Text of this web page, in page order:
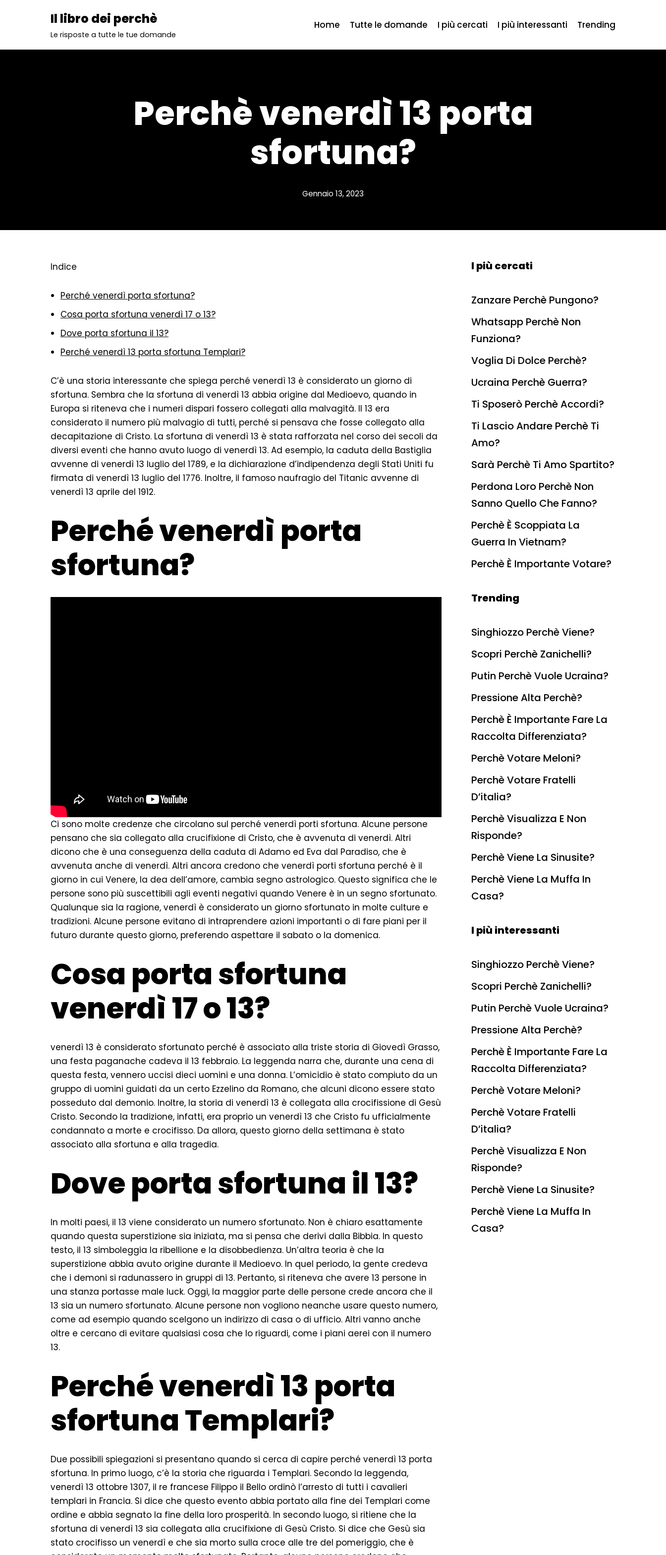
Il libro dei perchè
Le risposte a tutte le tue domande
Home Tutte le domande I più cercati I più interessanti Trending
Perchè venerdì 13 porta
sfortuna?
Gennaio 13, 2023
Indice
Perché venerdì porta sfortuna?
Cosa porta sfortuna venerdì 17 o 13?
Dove porta sfortuna il 13?
Perché venerdì 13 porta sfortuna Templari?
C’è una storia interessante che spiega perché venerdì 13 è considerato un giorno di
sfortuna. Sembra che la sfortuna di venerdì 13 abbia origine dal Medioevo, quando in
Europa si riteneva che i numeri dispari fossero collegati alla malvagità. Il 13 era
considerato il numero più malvagio di tutti, perché si pensava che fosse collegato alla
decapitazione di Cristo. La sfortuna di venerdì 13 è stata rafforzata nel corso dei secoli da
diversi eventi che hanno avuto luogo di venerdì 13. Ad esempio, la caduta della Bastiglia
avvenne di venerdì 13 luglio del 1789, e la dichiarazione d’indipendenza degli Stati Uniti fu
firmata di venerdì 13 luglio del 1776. Inoltre, il famoso naufragio del Titanic avvenne di
venerdì 13 aprile del 1912.
Perché venerdì porta
sfortuna?
Ci sono molte credenze che circolano sul perché venerdì porti sfortuna. Alcune persone
pensano che sia collegato alla crucifixione di Cristo, che è avvenuta di venerdì. Altri
dicono che è una conseguenza della caduta di Adamo ed Eva dal Paradiso, che è
avvenuta anche di venerdì. Altri ancora credono che venerdì porti sfortuna perché è il
giorno in cui Venere, la dea dell’amore, cambia segno astrologico. Questo significa che le
persone sono più suscettibili agli eventi negativi quando Venere è in un segno sfortunato.
Qualunque sia la ragione, venerdì è considerato un giorno sfortunato in molte culture e
tradizioni. Alcune persone evitano di intraprendere azioni importanti o di fare piani per il
futuro durante questo giorno, preferendo aspettare il sabato o la domenica.
Cosa porta sfortuna
venerdì 17 o 13?
venerdì 13 è considerato sfortunato perché è associato alla triste storia di Giovedì Grasso,
una festa paganache cadeva il 13 febbraio. La leggenda narra che, durante una cena di
questa festa, vennero uccisi dieci uomini e una donna. L’omicidio è stato compiuto da un
gruppo di uomini guidati da un certo Ezzelino da Romano, che alcuni dicono essere stato
posseduto dal demonio. Inoltre, la storia di venerdì 13 è collegata alla crocifissione di Gesù
Cristo. Secondo la tradizione, infatti, era proprio un venerdì 13 che Cristo fu ufficialmente
condannato a morte e crocifisso. Da allora, questo giorno della settimana è stato
associato alla sfortuna e alla tragedia.
Dove porta sfortuna il 13?
In molti paesi, il 13 viene considerato un numero sfortunato. Non è chiaro esattamente
quando questa superstizione sia iniziata, ma si pensa che derivi dalla Bibbia. In questo
testo, il 13 simboleggia la ribellione e la disobbedienza. Un’altra teoria è che la
superstizione abbia avuto origine durante il Medioevo. In quel periodo, la gente credeva
che i demoni si radunassero in gruppi di 13. Pertanto, si riteneva che avere 13 persone in
una stanza portasse male luck. Oggi, la maggior parte delle persone crede ancora che il
13 sia un numero sfortunato. Alcune persone non vogliono neanche usare questo numero,
come ad esempio quando scelgono un indirizzo di casa o di ufficio. Altri vanno anche
oltre e cercano di evitare qualsiasi cosa che lo riguardi, come i piani aerei con il numero
13.
Perché venerdì 13 porta
sfortuna Templari?
Due possibili spiegazioni si presentano quando si cerca di capire perché venerdì 13 porta
sfortuna. In primo luogo, c’è la storia che riguarda i Templari. Secondo la leggenda,
venerdì 13 ottobre 1307, il re francese Filippo il Bello ordinò l’arresto di tutti i cavalieri
templari in Francia. Si dice che questo evento abbia portato alla fine dei Templari come
ordine e abbia segnato la fine della loro prosperità. In secondo luogo, si ritiene che la
sfortuna di venerdì 13 sia collegata alla crucifixione di Gesù Cristo. Si dice che Gesù sia
stato crocifisso un venerdì e che sia morto sulla croce alle tre del pomeriggio, che è
I più cercati
Zanzare Perchè Pungono?
Whatsapp Perchè Non
Funziona?
Voglia Di Dolce Perchè?
Ucraina Perchè Guerra?
Ti Sposerò Perchè Accordi?
Ti Lascio Andare Perchè Ti
Amo?
Sarà Perchè Ti Amo Spartito?
Perdona Loro Perchè Non
Sanno Quello Che Fanno?
Perchè È Scoppiata La
Guerra In Vietnam?
Perchè È Importante Votare?
Trending
Singhiozzo Perchè Viene?
Scopri Perchè Zanichelli?
Putin Perchè Vuole Ucraina?
Pressione Alta Perchè?
Perchè È Importante Fare La
Raccolta Differenziata?
Perchè Votare Meloni?
Perchè Votare Fratelli
D’italia?
Perchè Visualizza E Non
Risponde?
Perchè Viene La Sinusite?
Perchè Viene La Muffa In
Casa?
I più interessanti
Singhiozzo Perchè Viene?
Scopri Perchè Zanichelli?
Putin Perchè Vuole Ucraina?
Pressione Alta Perchè?
Perchè È Importante Fare La
Raccolta Differenziata?
Perchè Votare Meloni?
Perchè Votare Fratelli
D’italia?
Perchè Visualizza E Non
Risponde?
Perchè Viene La Sinusite?
Perchè Viene La Muffa In
Casa?